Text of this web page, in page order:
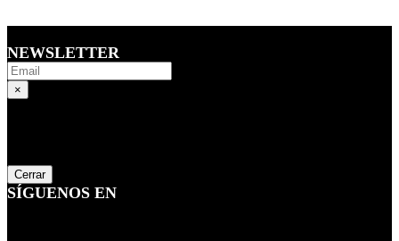
NEWSLETTER
×
Cerrar
SÍGUENOS EN